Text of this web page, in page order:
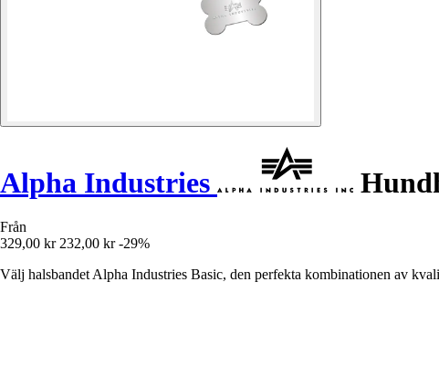
Alpha Industries
Från
329,00 kr 232,00 kr -29%
Välj halsbandet Alpha Industries Basic, den perfekta kombinationen av